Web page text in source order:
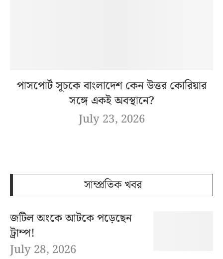
পাসপোর্ট সূচকে বাংলাদেশ কেন উত্তর কোরিয়ার
সঙ্গে একই অবস্থানে?
July 23, 2026
সাম্প্রতিক খবর
জটিল অংকে আটকে পড়েছেন
ট্রাম্প!
July 28, 2026